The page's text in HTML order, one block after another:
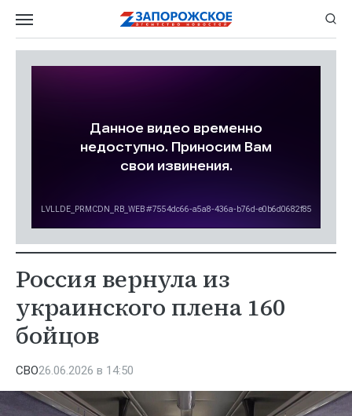
Россия вернула из
украинского плена 160
бойцов
СВО26.06.2026 в 14:50